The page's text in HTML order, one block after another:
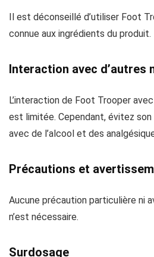
Il est déconseillé d’utiliser Foot
connue aux ingrédients du produit.
Interaction avec d’autres
L’interaction de Foot Trooper
est limitée. Cependant, évitez
avec de l’alcool et des
Précautions et
Aucune précaution particulière ni
n’est nécessaire.
Surdosage